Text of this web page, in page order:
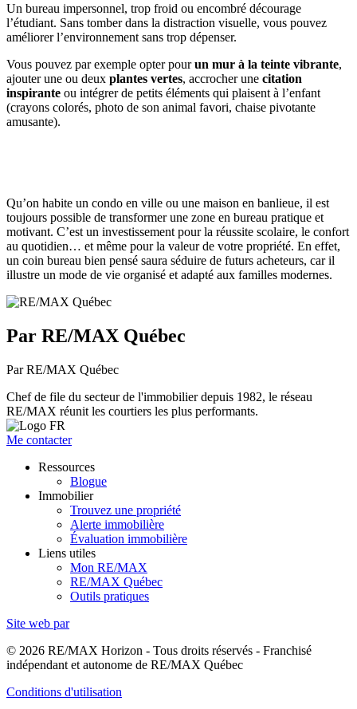
Un bureau impersonnel, trop froid ou encombré décourage
l’étudiant. Sans tomber dans la distraction visuelle, vous pouvez
améliorer l’environnement sans trop dépenser.
Vous pouvez par exemple opter pourun mur à la teinte vibrante,
ajouter une ou deux plantes vertes, accrocher une citation
inspirante ou intégrer de petits éléments qui plaisent à l’enfant
(crayons colorés, photo de son animal favori, chaise pivotante
amusante).
Qu’on habite un condo en ville ou une maison en banlieue, il est
toujours possible de transformer une zone en bureau pratique et
motivant. C’est un investissement pour la réussite scolaire, le confort
au quotidien… et même pour la valeur de votre propriété. En effet,
un coin bureau bien pensé saura séduire de futurs acheteurs, car il
illustre un mode de vie organisé et adapté aux familles modernes.
Par RE/MAX Québec
Par RE/MAX Québec
Chef de file du secteur de l'immobilier depuis 1982, le réseau
RE/MAX réunit les courtiers les plus performants.
Me contacter
Ressources
Blogue
Immobilier
Trouvez une propriété
Alerte immobilière
Évaluation immobilière
Liens utiles
Mon RE/MAX
RE/MAX Québec
Outils pratiques
Site web par
© 2026 RE/MAX Horizon - Tous droits réservés - Franchisé
indépendant et autonome de RE/MAX Québec
Conditions d'utilisation